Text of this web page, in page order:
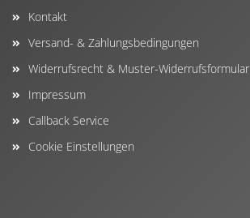
Kontakt
Versand- & Zahlungsbedingungen
Widerrufsrecht & Muster-Widerrufsformular
Impressum
Callback Service
Cookie Einstellungen